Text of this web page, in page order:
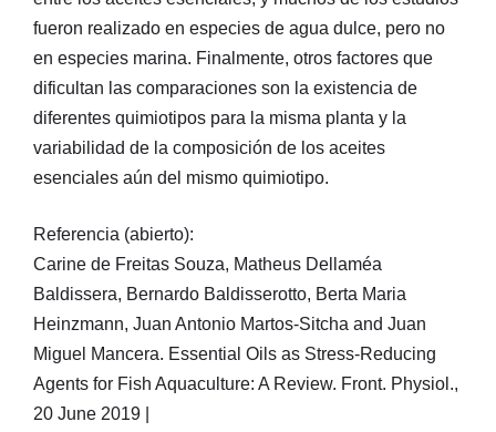
fueron realizado en especies de agua dulce, pero no
en especies marina. Finalmente, otros factores que
dificultan las comparaciones son la existencia de
diferentes quimiotipos para la misma planta y la
variabilidad de la composición de los aceites
esenciales aún del mismo quimiotipo.
Referencia (abierto):
Carine de Freitas Souza, Matheus Dellaméa
Baldissera, Bernardo Baldisserotto, Berta Maria
Heinzmann, Juan Antonio Martos-Sitcha and Juan
Miguel Mancera. Essential Oils as Stress-Reducing
Agents for Fish Aquaculture: A Review. Front. Physiol.,
20 June 2019 |